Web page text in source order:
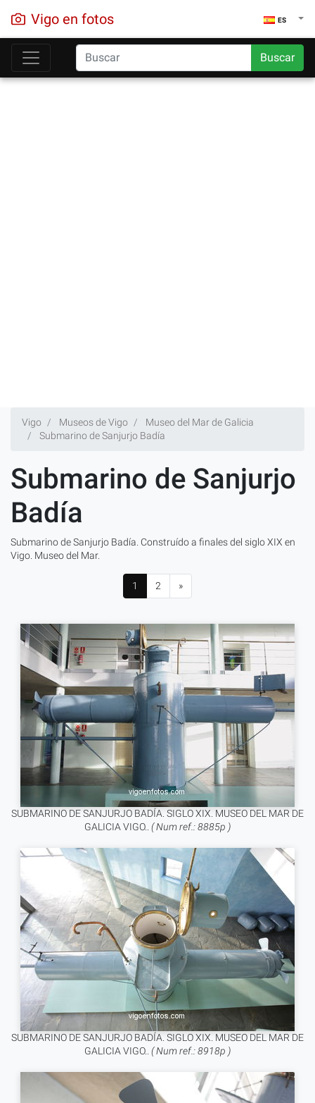
Vigo en fotos ES
Buscar
Vigo Museos de Vigo
Museo del Mar de Galicia
Submarino de Sanjurjo Badía
Submarino de Sanjurjo
Badía
Submarino de Sanjurjo Badía. Construído a finales del siglo XIX en
Vigo. Museo del Mar.
1 2 »
SUBMARINO DE SANJURJO BADÍA. SIGLO XIX. MUSEO DEL MAR DE
GALICIA VIGO.. ( Num ref.: 8885p )
SUBMARINO DE SANJURJO BADÍA. SIGLO XIX. MUSEO DEL MAR DE
GALICIA VIGO.. ( Num ref.: 8918p )